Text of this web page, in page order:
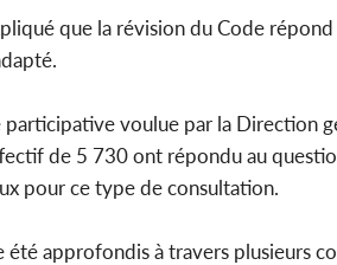
que la révision du Code
voulue par la Direction
de 5 730 ont répondu au
pour ce type de consultation.
été approfondis à travers plusieurs